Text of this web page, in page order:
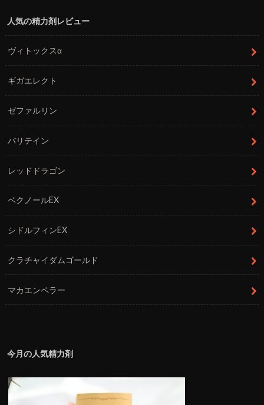
人気の精力剤レビュー
ヴィトックスα
ギガエレクト
ゼファルリン
バリテイン
レッドドラゴン
ベクノールEX
シドルフィンEX
クラチャイダムゴールド
マカエンペラー
今月の人気精力剤